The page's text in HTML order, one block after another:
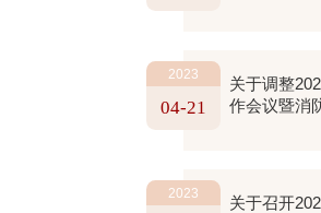
2023
04-21
关于调整
作会议暨消
2023
关于召开